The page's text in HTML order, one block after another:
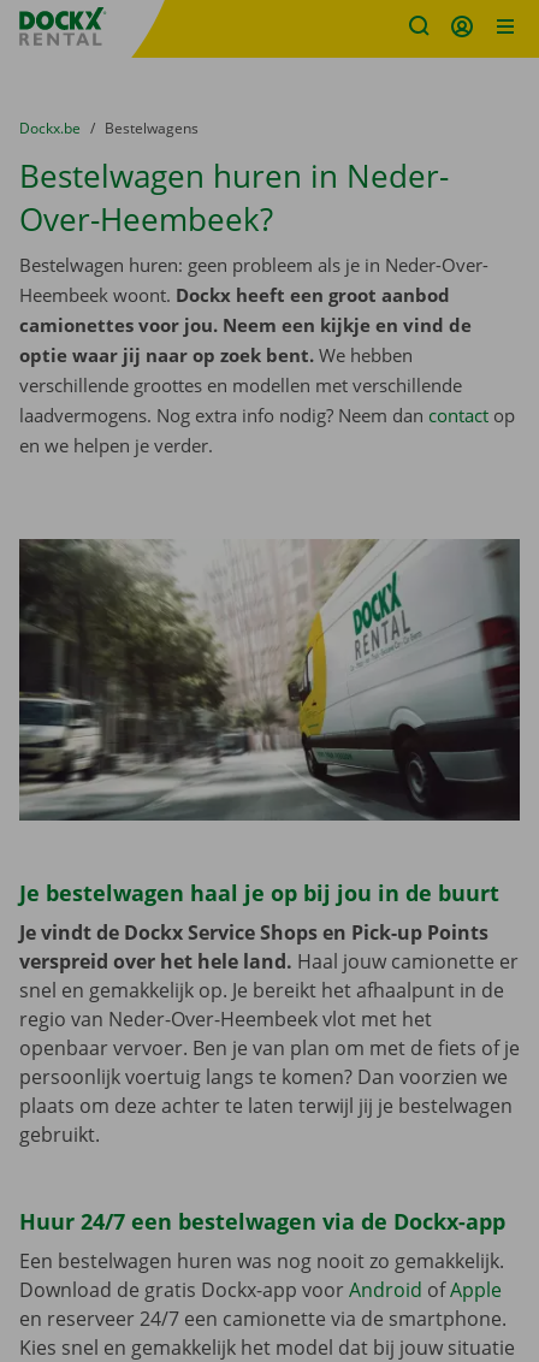
Fratello DEMO
U bevindt zich hier:
van
Dockx.be naar
Bestelwagens
Bestelwagen huren in Neder-
Over-Heembeek?
Bestelwagen huren: geen probleem als je in Neder-Over-
Heembeek woont. Dockx heeft een groot aanbod
camionettes voor jou. Neem een kijkje en vind de
optie waar jij naar op zoek bent. We hebben
verschillende groottes en modellen met verschillende
laadvermogens. Nog extra info nodig? Neem dan contact op
en we helpen je verder.
Je bestelwagen haal je op bij jou in de buurt
Je vindt de Dockx Service Shops en Pick-up Points
verspreid over het hele land. Haal jouw camionette er
snel en gemakkelijk op. Je bereikt het afhaalpunt in de
regio van Neder-Over-Heembeek vlot met het
openbaar vervoer. Ben je van plan om met de fiets of je
persoonlijk voertuig langs te komen? Dan voorzien we
plaats om deze achter te laten terwijl jij je bestelwagen
gebruikt.
Huur 24/7 een bestelwagen via de Dockx-app
Een bestelwagen huren was nog nooit zo gemakkelijk.
Download de gratis Dockx-app voorAndroid ofApple
en reserveer 24/7 een camionette via de smartphone.
Kies snel en gemakkelijk het model dat bij jouw situatie